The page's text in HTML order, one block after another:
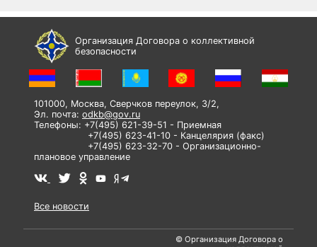
Организация Договора о коллективной
безопасности
101000, Москва, Сверчков переулок, 3/2,
Эл. почта: odkb@gov.ru
Телефоны: +7(495) 621-39-51 - Приемная
+7(495) 623-41-10 - Канцелярия (факс)
+7(495) 623-32-70 - Организационно-
плановое управление
Все новости
© Организация Договора о